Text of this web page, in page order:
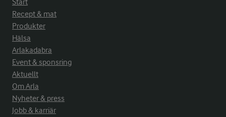
Start
Recept & mat
Produkter
Hälsa
Arlakadabra
Event & sponsring
Aktuellt
Om Arla
Nyheter & press
Jobb & karriär